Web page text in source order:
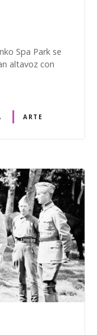
Spa Park se
altavoz con
ARTE